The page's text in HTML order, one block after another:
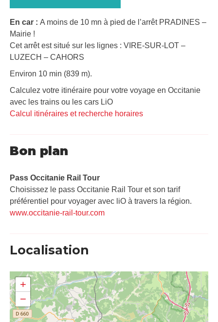
En car : A moins de 10 mn à pied de l’arrêt PRADINES –
Mairie !
Cet arrêt est situé sur les lignes : VIRE-SUR-LOT –
LUZECH – CAHORS
Environ 10 min (839 m).
Calculez votre itinéraire pour votre voyage en Occitanie
avec les trains ou les cars LiO
Calcul itinéraires et recherche horaires
Bon plan
Pass Occitanie Rail Tour​
Choisissez le pass Occitanie Rail Tour et son tarif
préférentiel pour voyager avec liO à travers la région.
www.occitanie-rail-tour.com
Localisation
+
−